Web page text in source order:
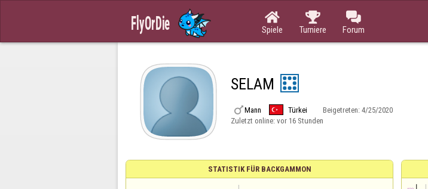

Spiele

Turniere

Forum
SELAM
Mann Türkei Beigetreten: 4/25/2020
Zuletzt online: vor 16 Stunden
STATISTIK FÜR BACKGAMMON